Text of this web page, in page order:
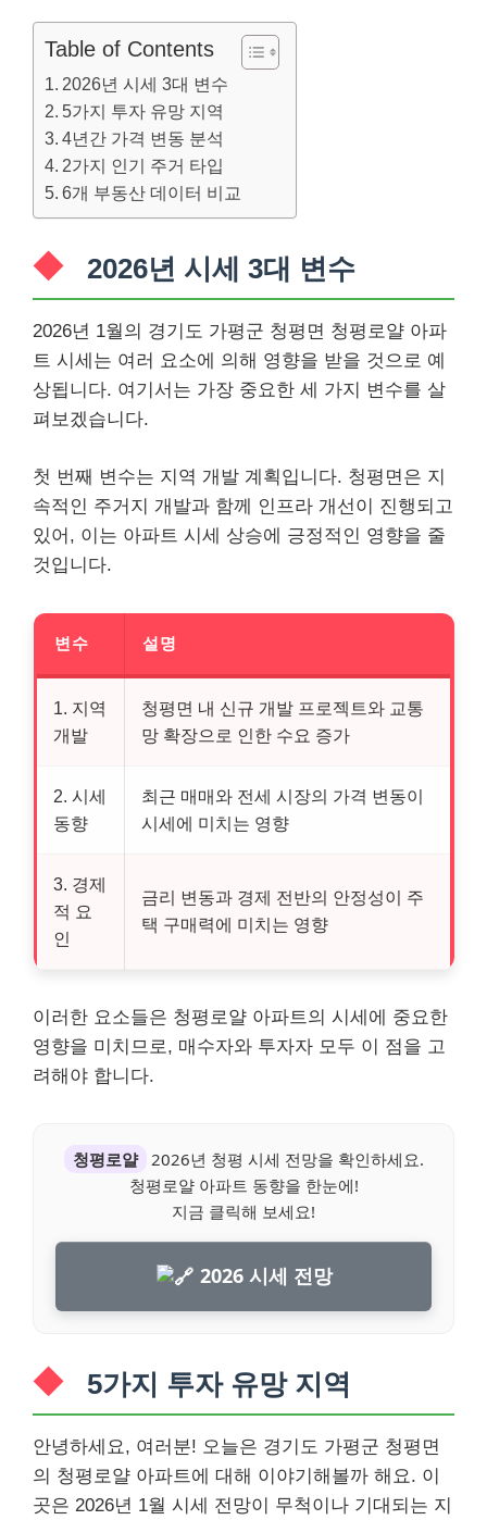
Table of Contents
2026년 시세 3대 변수
5가지 투자 유망 지역
4년간 가격 변동 분석
2가지 인기 주거 타입
6개 부동산 데이터 비교
2026년 시세 3대 변수
2026년 1월의 경기도 가평군 청평면 청평로얄 아파
트 시세는 여러 요소에 의해 영향을 받을 것으로 예
상됩니다. 여기서는 가장 중요한 세 가지 변수를 살
펴보겠습니다.
첫 번째 변수는 지역 개발 계획입니다. 청평면은 지
속적인 주거지 개발과 함께 인프라 개선이 진행되고
있어, 이는 아파트 시세 상승에 긍정적인 영향을 줄
것입니다.
변수 설명
1. 지역
개발
청평면 내 신규 개발 프로젝트와 교통
망 확장으로 인한 수요 증가
2. 시세
동향
최근 매매와 전세 시장의 가격 변동이
시세에 미치는 영향
3. 경제
적 요
인
금리 변동과 경제 전반의 안정성이 주
택 구매력에 미치는 영향
이러한 요소들은 청평로얄 아파트의 시세에 중요한
영향을 미치므로, 매수자와 투자자 모두 이 점을 고
려해야 합니다.
청평로얄
2026년 청평 시세 전망을 확인하세요.
청평로얄 아파트 동향을 한눈에!
지금 클릭해 보세요!
2026 시세 전망
5가지 투자 유망 지역
안녕하세요, 여러분! 오늘은 경기도 가평군 청평면
의 청평로얄 아파트에 대해 이야기해볼까 해요. 이
곳은 2026년 1월 시세 전망이 무척이나 기대되는 지